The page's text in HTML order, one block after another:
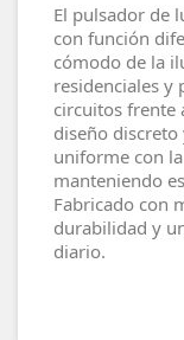
El pulsador de
con función
cómodo de la
residenciales y
circuitos frente
diseño
uniforme con la
manteniendo
Fabricado con
durabilidad y
diario.